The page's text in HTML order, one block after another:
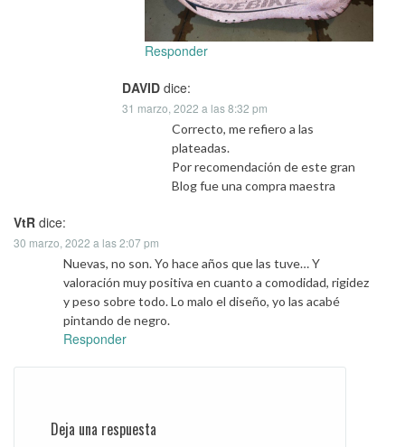
Responder
DAVID dice:
31 marzo, 2022 a las 8:32 pm
Correcto, me refiero a las
plateadas.
Por recomendación de este gran
Blog fue una compra maestra
VtR dice:
30 marzo, 2022 a las 2:07 pm
Nuevas, no son. Yo hace años que las tuve… Y
valoración muy positiva en cuanto a comodidad, rigidez
y peso sobre todo. Lo malo el diseño, yo las acabé
pintando de negro.
Responder
Deja una respuesta